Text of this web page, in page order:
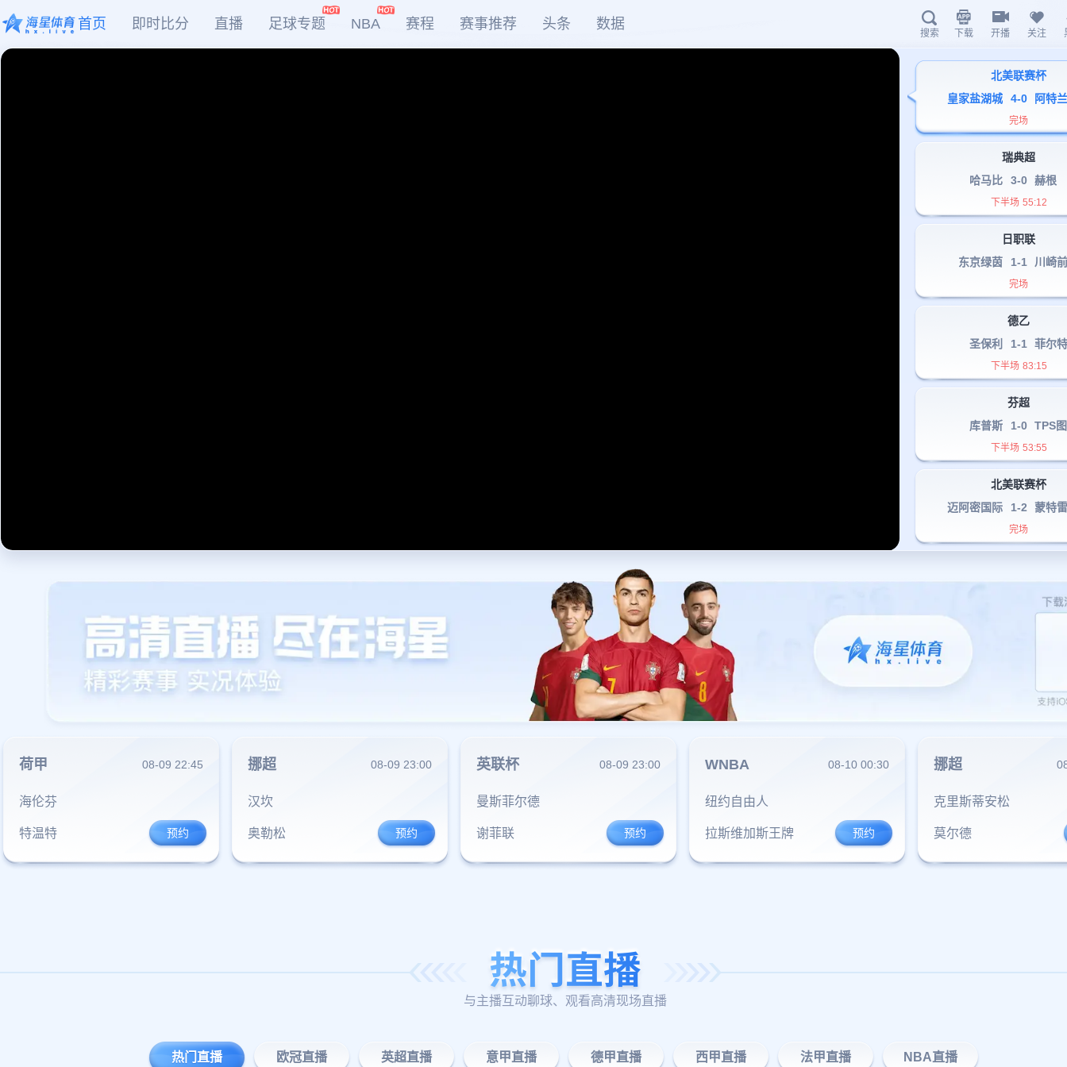
首页 即时比分 直播
海星体育
扫描下载有料
足球专题 NBA 赛程 赛事推荐 头条 数据
搜索 下载 开播 关注
北美联赛杯
皇家盐湖城
4-0 阿特
完场
瑞典超
哈马比
3-0 赫根
下半场 55:12
日职联
东京绿茵
1-1 川崎
完场
德乙
圣保利
1-1 菲尔特
下半场 83:15
芬超
库普斯
1-0 TPS
下半场 53:55
北美联赛杯
迈阿密国际
1-2 蒙特雷
完场
荷甲 08-09 22:45
海伦芬
特温特
挪超 08-09 23:00
汉坎
奥勒松
英联杯 08-09 23:00
曼斯菲尔德
谢菲联
WNBA 08-10 00:30
纽约自由人
拉斯维加斯王牌
挪超
克里斯蒂安松
莫尔德
与主播互动聊球、观看高清现场直播
热门直播 欧冠直播 英超直播 意甲直播 德甲直播 西甲直播 法甲直播 NBA直播